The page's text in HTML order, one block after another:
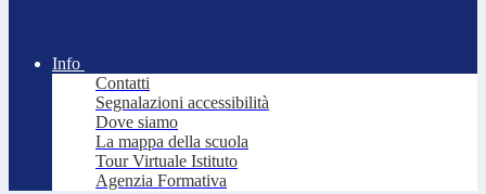
Info
Contatti
Segnalazioni accessibilità
Dove siamo
La mappa della scuola
Tour Virtuale Istituto
Agenzia Formativa